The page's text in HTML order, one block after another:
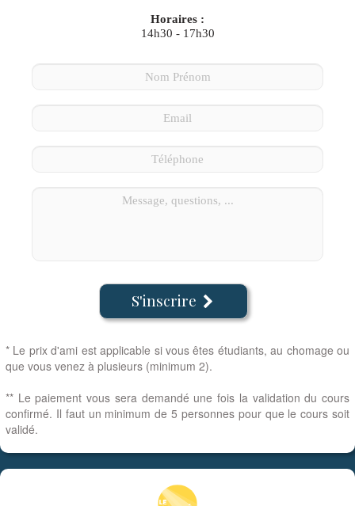
Horaires :
14h30 - 17h30
S'inscrire 
* Le prix d'ami est applicable si vous êtes étudiants, au chomage ou
que vous venez à plusieurs (minimum 2).
** Le paiement vous sera demandé une fois la validation du cours
confirmé. Il faut un minimum de 5 personnes pour que le cours soit
validé.